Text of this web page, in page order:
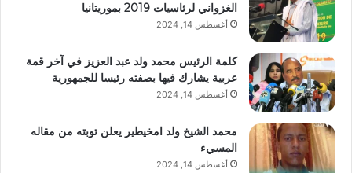
الغزواني لرئاسيات 2019 بموريتانيا
أغسطس 14, 2024
كلمة الرئيس محمد ولد عبد العزيز في آخر قمة
عربية يشارك فيها بصفته رئيسا للجمهورية
أغسطس 14, 2024
محمد الشيخ ولد امخيطير يعلن توبته من مقاله
المسيء
أغسطس 14, 2024